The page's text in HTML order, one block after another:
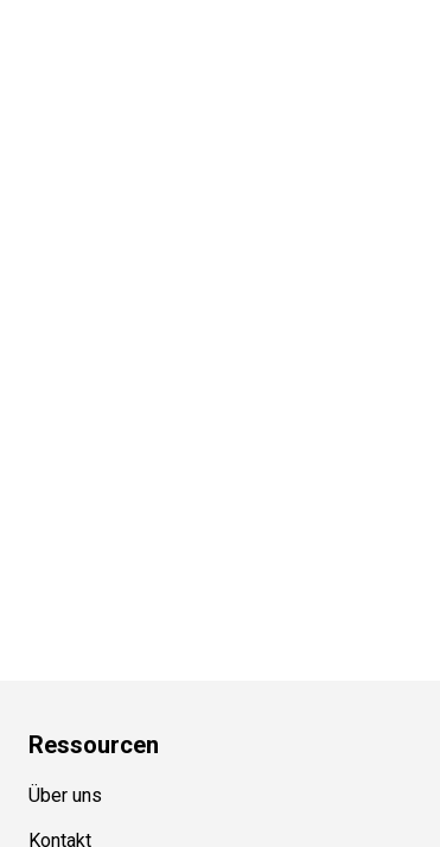
Ressource
Über uns
Kontakt